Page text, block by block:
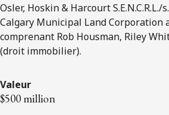
Osler, Hoskin & Harcourt S.E.N.C.R.L./
Calgary Municipal Land Corporation
comprenant Rob Housman, Riley
(droit immobilier).
Valeur
$500 million